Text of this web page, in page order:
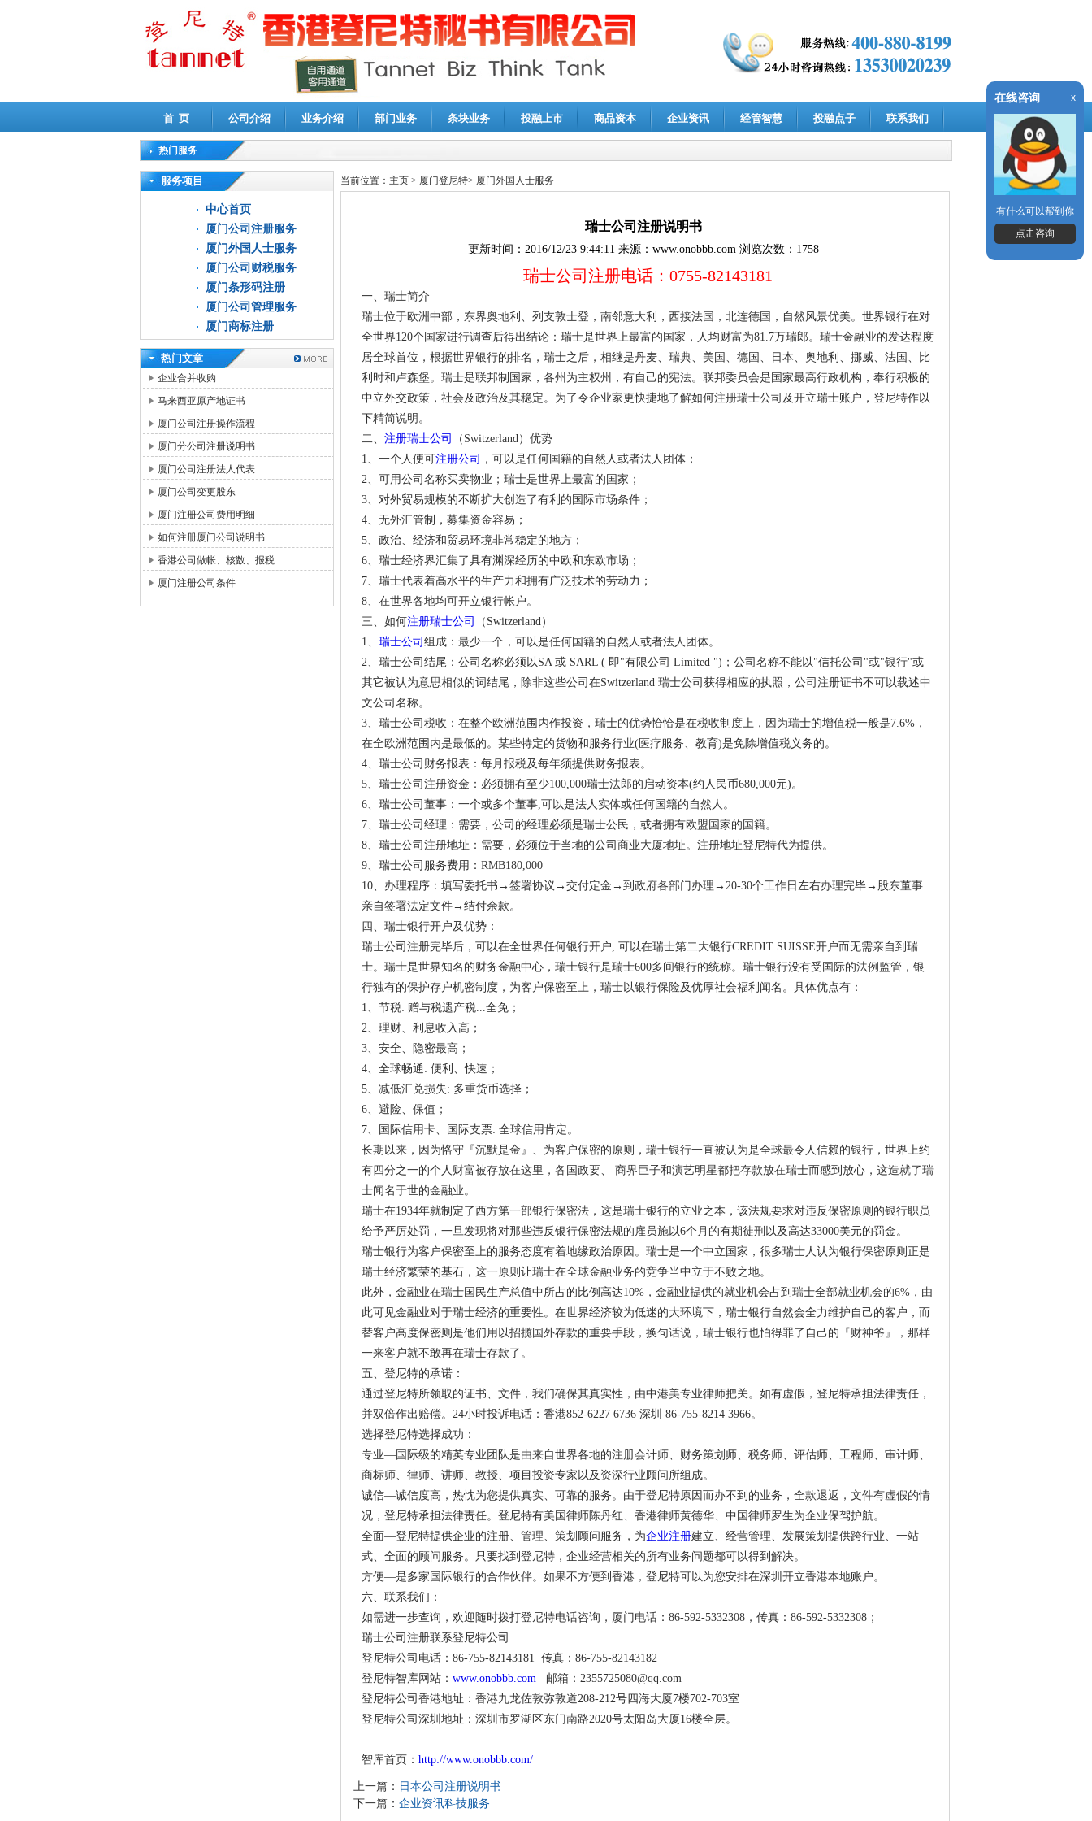
首 页 公司介绍 业务介绍 部门业务 条块业务 投融上市 商品资本 企业资讯 经管智慧 投融点子 联系我们
热门服务
高新技术企业认定审计|企业所得税汇算清缴申报鉴证
服务项目
中心首页
厦门公司注册服务
厦门外国人士服务
厦门公司财税服务
厦门条形码注册
厦门公司管理服务
厦门商标注册
热门文章
企业合并收购
马来西亚原产地证书
厦门公司注册操作流程
厦门分公司注册说明书
厦门公司注册法人代表
厦门公司变更股东
厦门注册公司费用明细
如何注册厦门公司说明书
香港公司做帐、核数、报税…
厦门注册公司条件
当前位置： 主页 > 厦门登尼特> 厦门外国人士服务
瑞士公司注册说明书
更新时间： 2016/12/23 9:44:11 来源： www.onobbb.com浏览次数：1758
瑞士公司注册电话：0755-82143181
一、瑞士简介
瑞士位于欧洲中部，东界奥地利、列支敦士登，南邻意大利，西接法国，北连德国，自然风景优美。世界银行在对
全世界120个国家进行调查后得出结论：瑞士是世界上最富的国家，人均财富为81.7万瑞郎。瑞士金融业的发达程度
居全球首位，根据世界银行的排名，瑞士之后，相继是丹麦、瑞典、美国、德国、日本、奥地利、挪威、法国、比
利时和卢森堡。瑞士是联邦制国家，各州为主权州，有自己的宪法。联邦委员会是国家最高行政机构，奉行积极的
中立外交政策，社会及政治及其稳定。为了令企业家更快捷地了解如何注册瑞士公司及开立瑞士账户，登尼特作以
下精简说明。
二、 注册瑞士公司
（Switzerland）优势
1、一个人便可注册公司
，可以是任何国籍的自然人或者法人团体；
2、可用公司名称买卖物业；瑞士是世界上最富的国家；
3、对外贸易规模的不断扩大创造了有利的国际市场条件；
4、无外汇管制，募集资金容易；
5、政治、经济和贸易环境非常稳定的地方；
6、瑞士经济界汇集了具有渊深经历的中欧和东欧市场；
7、瑞士代表着高水平的生产力和拥有广泛技术的劳动力；
8、在世界各地均可开立银行帐户。
三、如何注册瑞士公司
（Switzerland）
1、 瑞士公司 组成：最少一个，可以是任何国籍的自然人或者法人团体。
2、瑞士公司结尾：公司名称必须以SA 或 SARL ( 即"有限公司 Limited ")；公司名称不能以"信托公司"或"银行"或
其它被认为意思相似的词结尾，除非这些公司在Switzerland 瑞士公司获得相应的执照，公司注册证书不可以载述中
文公司名称。
3、瑞士公司税收：在整个欧洲范围内作投资，瑞士的优势恰恰是在税收制度上，因为瑞士的增值税一般是7.6%，
在全欧洲范围内是最低的。某些特定的货物和服务行业(医疗服务、教育)是免除增值税义务的。
4、瑞士公司财务报表：每月报税及每年须提供财务报表。
5、瑞士公司注册资金：必须拥有至少100,000瑞士法郎的启动资本(约人民币680,000元)。
6、瑞士公司董事：一个或多个董事,可以是法人实体或任何国籍的自然人。
7、瑞士公司经理：需要，公司的经理必须是瑞士公民，或者拥有欧盟国家的国籍。
8、瑞士公司注册地址：需要，必须位于当地的公司商业大厦地址。注册地址登尼特代为提供。
9、瑞士公司服务费用：RMB180,000
10、办理程序：填写委托书→签署协议→交付定金→到政府各部门办理→20-30个工作日左右办理完毕→股东董事
亲自签署法定文件→结付余款。
四、瑞士银行开户及优势：
瑞士公司注册完毕后，可以在全世界任何银行开户, 可以在瑞士第二大银行CREDIT SUISSE开户而无需亲自到瑞
士。瑞士是世界知名的财务金融中心，瑞士银行是瑞士600多间银行的统称。瑞士银行没有受国际的法例监管，银
行独有的保护存户机密制度，为客户保密至上，瑞士以银行保险及优厚社会福利闻名。具体优点有：
1、节税: 赠与税遗产税...全免；
2、理财、利息收入高；
3、安全、隐密最高；
4、全球畅通: 便利、快速；
5、减低汇兑损失: 多重货币选择；
6、避险、保值；
7、国际信用卡、国际支票: 全球信用肯定。
长期以来，因为恪守『沉默是金』、为客户保密的原则，瑞士银行一直被认为是全球最令人信赖的银行，世界上约
有四分之一的个人财富被存放在这里，各国政要、 商界巨子和演艺明星都把存款放在瑞士而感到放心，这造就了瑞
士闻名于世的金融业。
瑞士在1934年就制定了西方第一部银行保密法，这是瑞士银行的立业之本，该法规要求对违反保密原则的银行职员
给予严厉处罚，一旦发现将对那些违反银行保密法规的雇员施以6个月的有期徒刑以及高达33000美元的罚金。
瑞士银行为客户保密至上的服务态度有着地缘政治原因。瑞士是一个中立国家，很多瑞士人认为银行保密原则正是
瑞士经济繁荣的基石，这一原则让瑞士在全球金融业务的竞争当中立于不败之地。
此外，金融业在瑞士国民生产总值中所占的比例高达10%，金融业提供的就业机会占到瑞士全部就业机会的6%，由
此可见金融业对于瑞士经济的重要性。在世界经济较为低迷的大环境下，瑞士银行自然会全力维护自己的客户，而
替客户高度保密则是他们用以招揽国外存款的重要手段，换句话说，瑞士银行也怕得罪了自己的『财神爷』，那样
一来客户就不敢再在瑞士存款了。
五、登尼特的承诺：
通过登尼特所领取的证书、文件，我们确保其真实性，由中港美专业律师把关。如有虚假，登尼特承担法律责任，
并双倍作出赔偿。24小时投诉电话：香港852-6227 6736 深圳 86-755-8214 3966。
选择登尼特选择成功：
专业—国际级的精英专业团队是由来自世界各地的注册会计师、财务策划师、税务师、评估师、工程师、审计师、
商标师、律师、讲师、教授、项目投资专家以及资深行业顾问所组成。
诚信—诚信度高，热忱为您提供真实、可靠的服务。由于登尼特原因而办不到的业务，全款退返，文件有虚假的情
况，登尼特承担法律责任。登尼特有美国律师陈丹红、香港律师黄德华、中国律师罗生为企业保驾护航。
全面—登尼特提供企业的注册、管理、策划顾问服务，为企业注册建立、经营管理、发展策划提供跨行业、一站
式、全面的顾问服务。只要找到登尼特，企业经营相关的所有业务问题都可以得到解决。
方便—是多家国际银行的合作伙伴。如果不方便到香港，登尼特可以为您安排在深圳开立香港本地账户。
六、联系我们：
如需进一步查询，欢迎随时拨打登尼特电话咨询，厦门电话：86-592-5332308，传真：86-592-5332308；
瑞士公司注册联系登尼特公司
登尼特公司电话：86-755-82143181 传真：86-755-82143182
登尼特智库网站： www.onobbb.com 邮箱：2355725080@qq.com
登尼特公司香港地址：香港九龙佐敦弥敦道208-212号四海大厦7楼702-703室
登尼特公司深圳地址：深圳市罗湖区东门南路2020号太阳岛大厦16楼全层。
智库首页： http://www.onobbb.com/
上一篇： 日本公司注册说明书
下一篇： 企业资讯科技服务
在线咨询 x
有什么可以帮到你
点击咨询